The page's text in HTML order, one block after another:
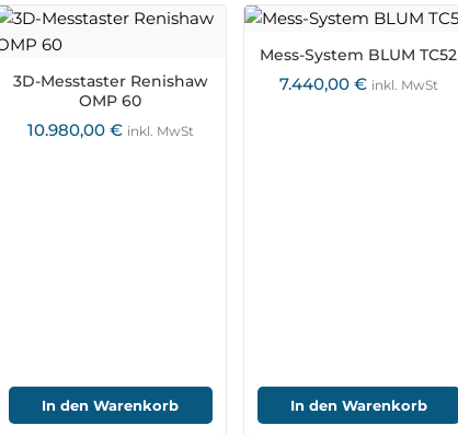
3D-Messtaster Renishaw
OMP 60
10.980,00 € inkl. MwSt
In den Warenkorb
Mess-System BLUM TC52
7.440,00 € inkl. MwSt
In den Warenkorb